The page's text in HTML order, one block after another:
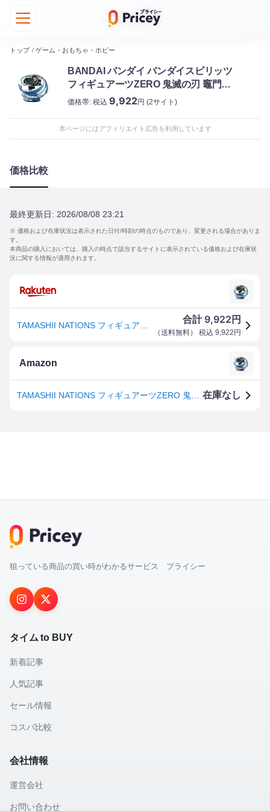
トップ / ゲーム・おもちゃ・ホビー
BANDAI バンダイ バンダイスピリッツ
フィギュアーツZERO 鬼滅の刃 竈門炭
治郎 -水の呼吸
価格帯: 税込 9,922円 (2サイト)
本ページにはアフィリエイト広告を利用しています
価格比較
最終更新日: 2026/08/08 23:21
※ 価格および在庫状況は表示された日付/時刻の時点のものであり、変更される場合がありま
す。
本商品の購入においては、購入の時点で該当するサイトに表示されている価格および在庫状
況に関する情報が適用されます。
合計 9,922 円
（送料無料） 税込 9,922 円
Amazon
在庫なし
狙っている商品の買い時がわかるサービス プライシー
タイム to BUY
新着記事
人気記事
セール情報
コスパ比較
会社情報
運営会社
お問い合わせ